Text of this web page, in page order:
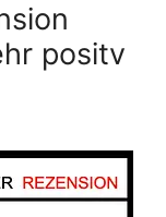
positv